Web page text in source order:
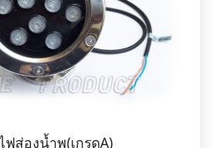
ฟส่องน้ำพุ(เกรดA)